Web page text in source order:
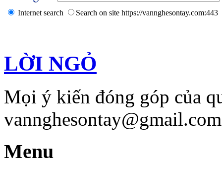
Internet search Search on site https://vannghesontay.com:443
LỜI NGỎ
Mọi ý kiến đóng góp của
Menu